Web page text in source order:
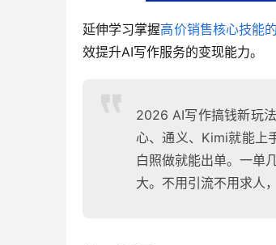
延伸学习掌握高价销售核心技能
效提升AI写作服务的变现能力。
2026 AI写作搞钱新玩
心、通义、Kimi就能上
白照做就能出单。一单
大。不用引流不用求人